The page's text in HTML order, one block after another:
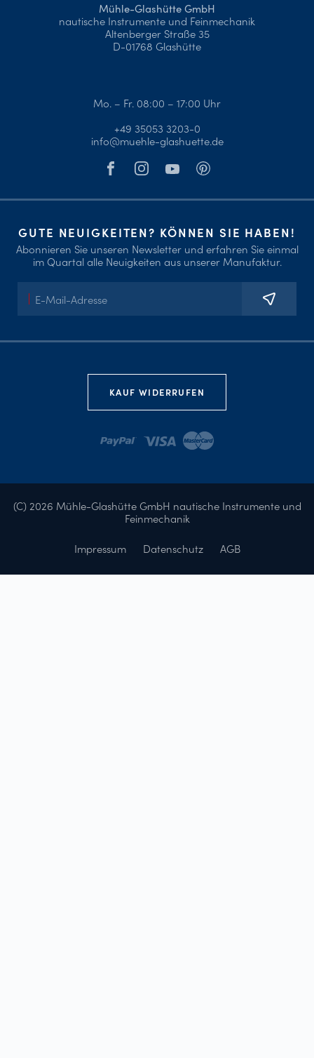
Mo. – Fr. 08:00 – 17:00 Uhr
+49 35053 3203-0
info@muehle-glashuette.de
Mühle-Glashütte GmbH
nautische Instrumente und Feinmechanik
Altenberger Straße 35
D-01768 Glashütte
GUTE NEUIGKEITEN? KÖNNEN SIE HABEN!
Abonnieren Sie unseren Newsletter und erfahren Sie einmal
im Quartal alle Neuigkeiten aus unserer Manufaktur.
Mail-
KAUF WIDERRUFEN
(C) 2026 Mühle-Glashütte GmbH nautische Instrumente und
Feinmechanik
Impressum Datenschutz AGB